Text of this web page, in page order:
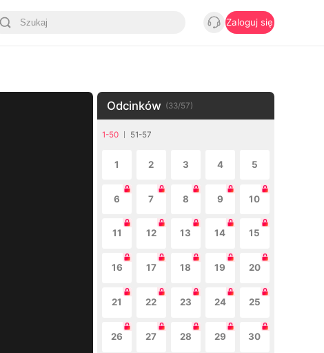
Zaloguj się
Odcinków (33/57)
1-50 51-57
1 2 3 4 5
6 7 8 9 10
11 12 13 14 15
16 17 18 19 20
21 22 23 24 25
26 27 28 29 30